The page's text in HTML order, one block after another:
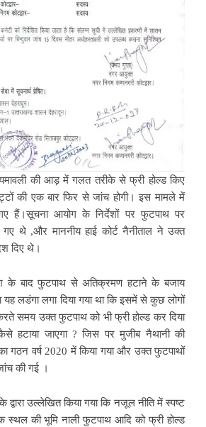
की आड़ में गलत तरीके से फ्री होल्ड किए
की एक बार फिर से जांच होगी। इस मामले में
हैं।सूचना आयोग के निर्देशों पर फुटपाथ पर
गए थे ,और माननीय हाई कोर्ट नैनीताल ने उक्त
दिए थे।
के बाद फुटपाथ से अतिक्रमण हटाने के बजाय
यह लडंगा लगा दिया गया था कि इसमें से कुछ लोगों
समय उक्त फुटपाथ को भी फ्री होल्ड कर दिया
हटाया जाएगा ? जिस पर मुजीब नैथानी की
गठन वर्ष 2020 में किया गया और उक्त फुटपाथों
की गई ।
द्वारा उल्लेखित किया गया कि नजूल नीति में स्पष्ट
स्थल की भूमि नाली फुटपाथ आदि को फ्री होल्ड